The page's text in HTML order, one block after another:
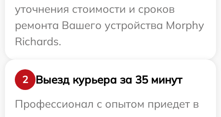
уточнения стоимости и сроков
ремонта Вашего устройства Morphy
Richards.
2
Выезд курьера за 35 минут
Профессионал с опытом приедет в